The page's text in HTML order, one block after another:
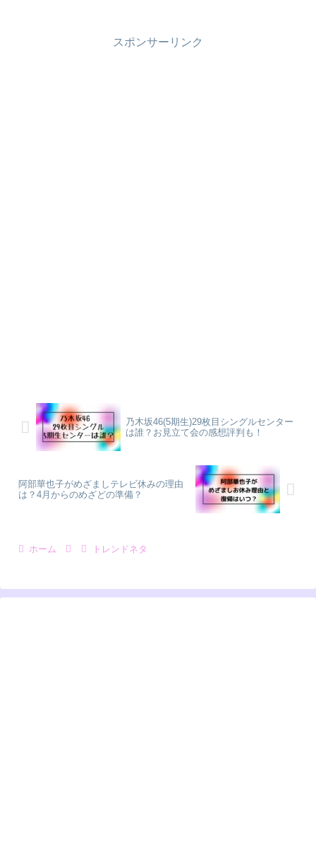
スポンサーリンク
乃木坂46(5期生)29枚目シングルセンター
は誰？お見立て会の感想評判も！
阿部華也子がめざましテレビ休みの理由
は？4月からのめざどの準備？
ホーム トレンドネタ